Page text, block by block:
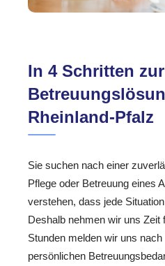
In 4 Schritten
Rheinland-Pfalz
Sie suchen nach einer
Pflege oder Betreuung eines
verstehen, dass jede
Deshalb nehmen wir uns Zeit
Stunden melden wir uns
persönlichen